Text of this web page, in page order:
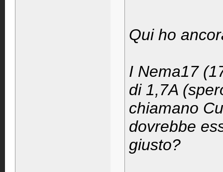
Qui ho
I Nema17
di 1,7A
chiamano
dovrebbe
giusto?